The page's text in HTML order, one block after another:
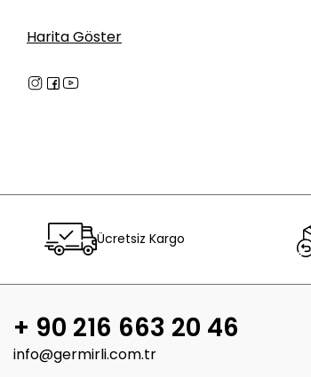
Harita Göster
Ücretsiz Kargo
+ 90 216 663 20 46
info@germirli.com.tr